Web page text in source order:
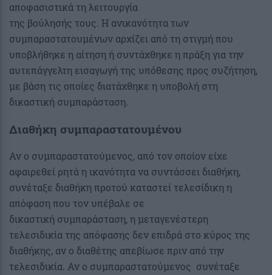
αποφασιστικά τη λειτουργία
της βούλησής τους. Η ανικανότητα των
συμπαραστατουμένων αρχίζει από τη στιγμή που
υποβλήθηκε η αίτηση ή συντάχθηκε η πράξη για την
αυτεπάγγελτη εισαγωγή της υπόθεσης προς συζήτηση,
με βάση τις οποίες διατάχθηκε η υποβολή στη
δικαστική συμπαράσταση.
Διαθήκη συμπαραστατουμένου
Αν ο συμπαραστατούμενος, από τον οποίον είχε
αφαιρεθεί ρητά η ικανότητα να συντάσσει διαθήκη,
συνέταξε διαθήκη προτού καταστεί τελεσίδικη η
απόφαση που τον υπέβαλε σε
δικαστική συμπαράσταση, η μεταγενέστερη
τελεσιδικία της απόφασης δεν επιδρά στο κύρος της
διαθήκης, αν ο διαθέτης απεβίωσε πριν από την
τελεσιδικία. Αν ο συμπαραστατούμενος συνέταξε